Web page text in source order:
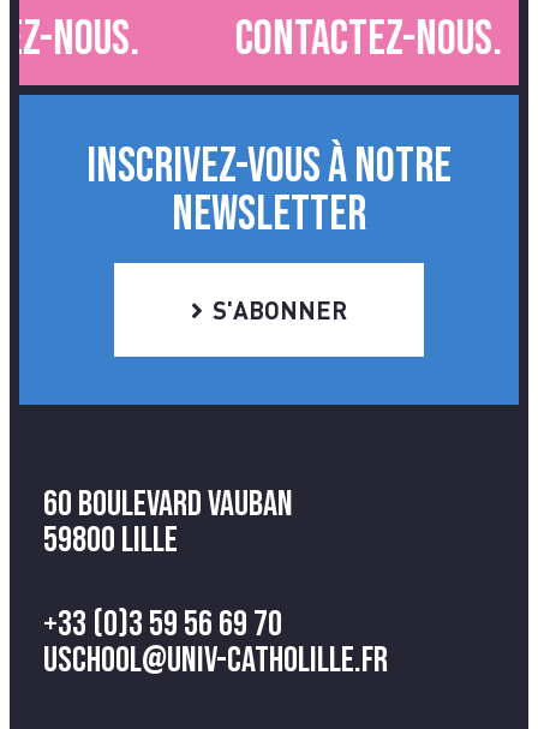
nous. Contactez-nous.
INSCRIVEZ-VOUS À NOTRE
NEWSLETTER
S'ABONNER
60 Boulevard Vauban
59800 Lille
+33 (0)3 59 56 69 70
uschool@univ-catholille.fr